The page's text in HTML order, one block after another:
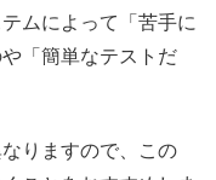
ムによって「苦手に
「簡単なテストだ
りますので、この